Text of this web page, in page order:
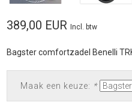
389,00 EUR Incl. btw
Bagster comfortzadel Benelli
Maak een keuze: *